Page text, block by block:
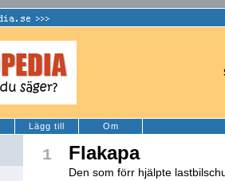
Lägg till Om
1 Flakapa
Den som förr hjälpte